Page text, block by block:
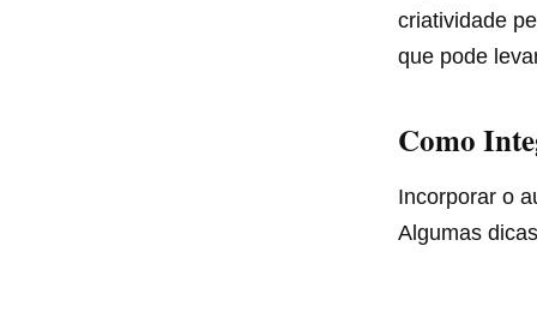
criatividade
que pode
Como
Incorporar o
Algumas